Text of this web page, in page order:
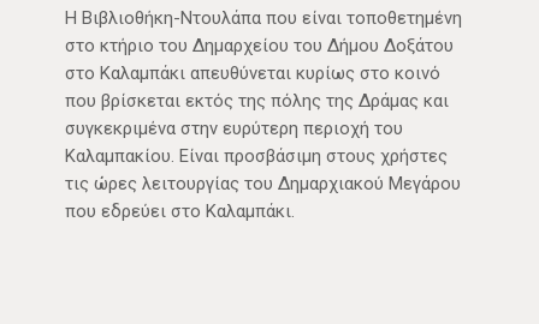
Η Βιβλιοθήκη-Ντουλάπα που είναι τοποθετημένη
στο κτήριο του Δημαρχείου του Δήμου Δοξάτου
στο Καλαμπάκι απευθύνεται κυρίως στο κοινό
που βρίσκεται εκτός της πόλης της Δράμας και
συγκεκριμένα στην ευρύτερη περιοχή του
Καλαμπακίου. Είναι προσβάσιμη στους χρήστες
τις ώρες λειτουργίας του Δημαρχιακού Μεγάρου
που εδρεύει στο Καλαμπάκι.